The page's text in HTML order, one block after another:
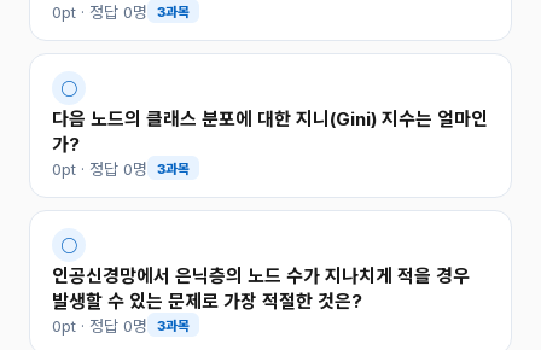
0pt · 정답 0명 3과목
○
다음 노드의 클래스 분포에 대한 지니(Gini) 지수는 얼마인
가?
0pt · 정답 0명 3과목
○
인공신경망에서 은닉층의 노드 수가 지나치게 적을 경우
발생할 수 있는 문제로 가장 적절한 것은?
0pt · 정답 0명 3과목